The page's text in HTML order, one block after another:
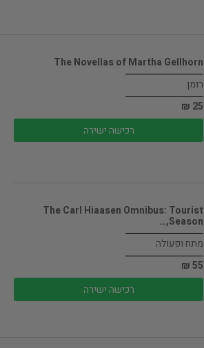
The Novellas of Martha Gellhorn
רומן
25 ₪
רכישה ישירה
The Carl Hiaasen Omnibus: Tourist
Season,…
מתח ופעולה
55 ₪
רכישה ישירה